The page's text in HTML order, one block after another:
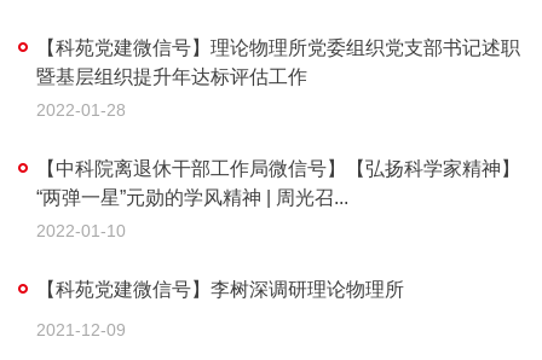
【科苑党建微信号】理论物理所党委组织党支部书记述职
暨基层组织提升年达标评估工作
2022-01-28
【中科院离退休干部工作局微信号】【弘扬科学家精神】
“两弹一星”元勋的学风精神 | 周光召...
2022-01-10
【科苑党建微信号】李树深调研理论物理所
2021-12-09